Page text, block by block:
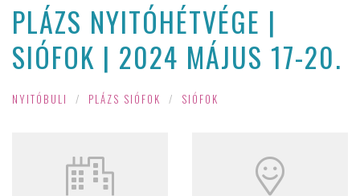
PLÁZS NYITÓHÉTVÉGE |
SIÓFOK | 2024 MÁJUS 17-20.
NYITÓBULI / PLÁZS SIÓFOK / SIÓFOK